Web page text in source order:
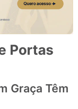
Portas
Graça Têm